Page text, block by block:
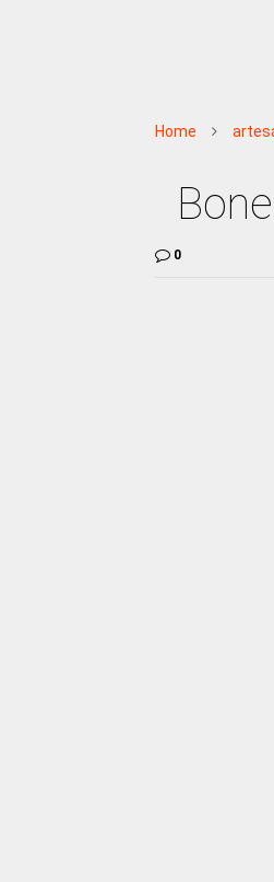
Home
0